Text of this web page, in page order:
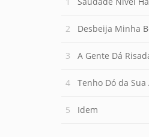
Desbeija Minha
A Gente Dá
Tenho Dó da Sua
Idem